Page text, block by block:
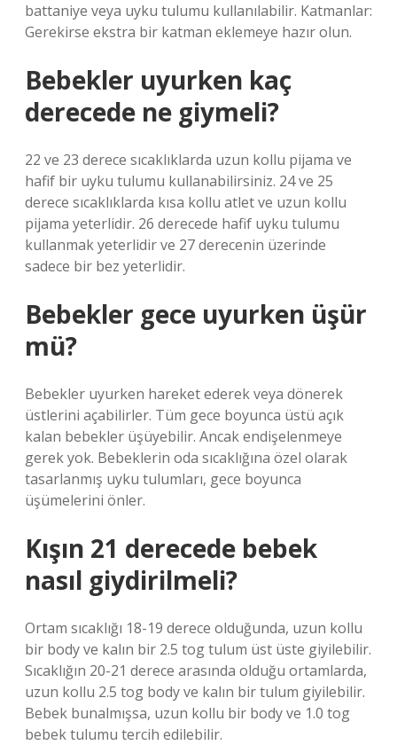
battaniye veya uyku tulumu kullanılabilir. Katmanlar:
Gerekirse ekstra bir katman eklemeye hazır olun.
Bebekler uyurken kaç
derecede ne giymeli?
22 ve 23 derece sıcaklıklarda uzun kollu pijama ve
hafif bir uyku tulumu kullanabilirsiniz. 24 ve 25
derece sıcaklıklarda kısa kollu atlet ve uzun kollu
pijama yeterlidir. 26 derecede hafif uyku tulumu
kullanmak yeterlidir ve 27 derecenin üzerinde
sadece bir bez yeterlidir.
Bebekler gece uyurken üşür
mü?
Bebekler uyurken hareket ederek veya dönerek
üstlerini açabilirler. Tüm gece boyunca üstü açık
kalan bebekler üşüyebilir. Ancak endişelenmeye
gerek yok. Bebeklerin oda sıcaklığına özel olarak
tasarlanmış uyku tulumları, gece boyunca
üşümelerini önler.
Kışın 21 derecede bebek
nasıl giydirilmeli?
Ortam sıcaklığı 18-19 derece olduğunda, uzun kollu
bir body ve kalın bir 2.5 tog tulum üst üste giyilebilir.
Sıcaklığın 20-21 derece arasında olduğu ortamlarda,
uzun kollu 2.5 tog body ve kalın bir tulum giyilebilir.
Bebek bunalmışsa, uzun kollu bir body ve 1.0 tog
bebek tulumu tercih edilebilir.